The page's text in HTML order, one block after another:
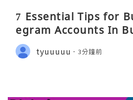
7 Essential Tips for
egram Accounts In
tyuuuuu 3分鐘前